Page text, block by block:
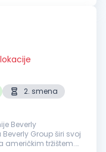
2. smena
Beverly
Group širi svoj
američkim tržištem.